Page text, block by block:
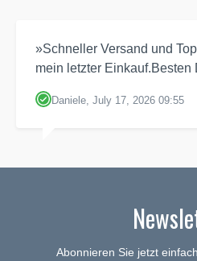
»Schneller Versand und
mein letzter Einkauf.Besten
Daniele, July 17, 2026 09:55
Abonnieren Sie jetzt